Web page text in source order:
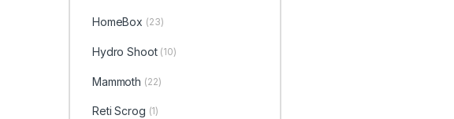
HomeBox (23)
Hydro Shoot (10)
Mammoth (22)
Reti Scrog (1)